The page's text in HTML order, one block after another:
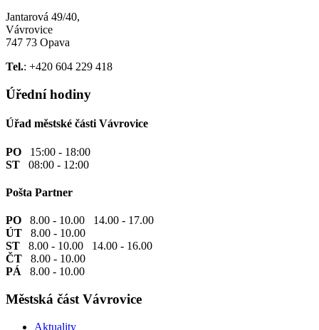
Jantarová 49/40,
Vávrovice
747 73 Opava
Tel.: +420 604 229 418
Úřední hodiny
Úřad městské části Vávrovice
PO 15:00 - 18:00
ST 08:00 - 12:00
Pošta Partner
PO 8.00 - 10.00 14.00 - 17.00
ÚT 8.00 - 10.00
ST 8.00 - 10.00 14.00 - 16.00
ČT 8.00 - 10.00
PÁ 8.00 - 10.00
Městská část Vávrovice
Aktuality